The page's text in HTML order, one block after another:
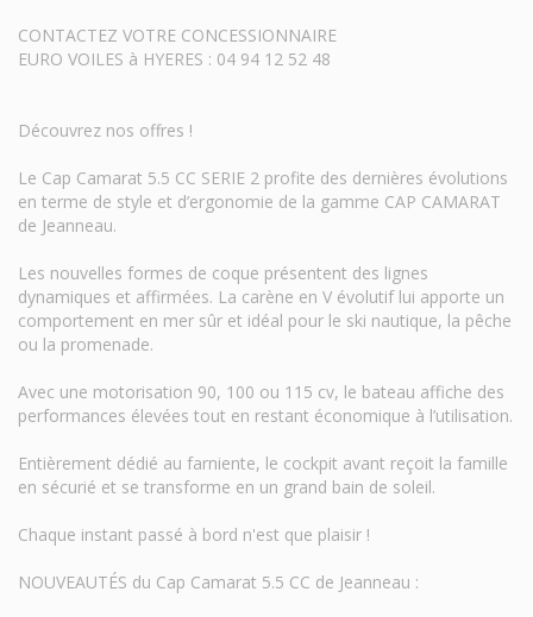
CONTACTEZ VOTRE CONCESSIONNAIRE
EURO VOILES à HYERES : 04 94 12 52 48
Découvrez nos offres !
Le Cap Camarat 5.5 CC SERIE 2 profite des dernières évolutions
en terme de style et d’ergonomie de la gamme CAP CAMARAT
de Jeanneau.
Les nouvelles formes de coque présentent des lignes
dynamiques et affirmées. La carène en V évolutif lui apporte un
comportement en mer sûr et idéal pour le ski nautique, la pêche
ou la promenade.
Avec une motorisation 90, 100 ou 115 cv, le bateau affiche des
performances élevées tout en restant économique à l’utilisation.
Entièrement dédié au farniente, le cockpit avant reçoit la famille
en sécurié et se transforme en un grand bain de soleil.
Chaque instant passé à bord n'est que plaisir !
NOUVEAUTÉS du Cap Camarat 5.5 CC de Jeanneau :